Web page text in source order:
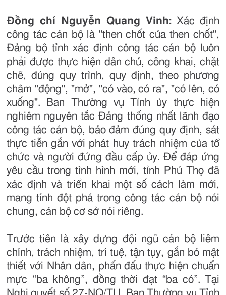
Đồng chí Nguyễn Quang Vinh: Xác định
công tác cán bộ là "then chốt của then chốt",
Đảng bộ tỉnh xác định công tác cán bộ luôn
phải được thực hiện dân chủ, công khai, chặt
chẽ, đúng quy trình, quy định, theo phương
châm "động", "mở", "có vào, có ra", "có lên, có
xuống". Ban Thường vụ Tỉnh ủy thực hiện
nghiêm nguyên tắc Đảng thống nhất lãnh đạo
công tác cán bộ, bảo đảm đúng quy định, sát
thực tiễn gắn với phát huy trách nhiệm của tổ
chức và người đứng đầu cấp ủy. Để đáp ứng
yêu cầu trong tình hình mới, tỉnh Phú Thọ đã
xác định và triển khai một số cách làm mới,
mang tính đột phá trong công tác cán bộ nói
chung, cán bộ cơ sở nói riêng.
Trước tiên là xây dựng đội ngũ cán bộ liêm
chính, trách nhiệm, trí tuệ, tận tụy, gắn bó mật
thiết với Nhân dân, phấn đấu thực hiện chuẩn
mực “ba không”, đồng thời đạt “ba có”. Tại